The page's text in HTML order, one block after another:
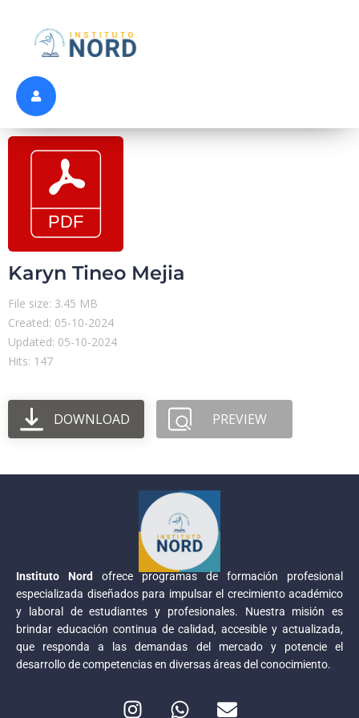
Karyn Tineo Mejia
File size: 3.45 MB
Created: 05-10-2024
Updated: 05-10-2024
Hits: 147
DOWNLOAD PREVIEW
Instituto Nord
ofrece programas de formación profesional
especializada diseñados para impulsar el crecimiento académico
y laboral de estudiantes y profesionales. Nuestra misión es
brindar educación continua de calidad, accesible y actualizada,
que responda a las demandas del mercado y potencie el
desarrollo de competencias en diversas áreas del conocimiento.